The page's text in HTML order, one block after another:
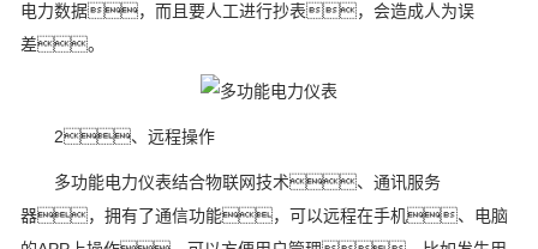
电力数据，而且要人工进行抄表，会造成人为误
差。
2、远程操作
多功能电力仪表结合物联网技术、通讯服务
器，拥有了通信功能，可以远程在手机、电脑